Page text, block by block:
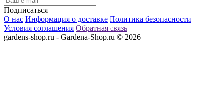
Подписаться
О нас Информация о доставке Политика безопасности
Условия соглашения Обратная связь
gardens-shop.ru - Gardena-Shop.ru © 2026